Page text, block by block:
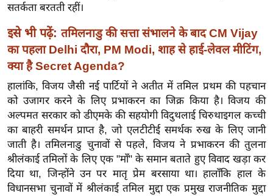
र्ल्ड
न्यू
ज
ब्री
फ
म
नो
रं
ज
न
ज
ग
सतर्कता बरतती रहीं।
इसे भी पढ़ें: तमिलनाडु की सत्ता संभालने के बाद CM Vijay
का पहला Delhi दौरा, PM Modi, शाह से हाई-लेवल मीटिंग,
क्या है Secret Agenda?
हालांकि, विजय जैसी नई पार्टियों ने अतीत में तमिल प्रथम की पहचान
को उजागर करने के लिए प्रभाकरन का जिक्र किया है। विजय की
अल्पमत सरकार को डीएमके की सहयोगी विदुथलाई चिरुथाइगल कच्ची
का बाहरी समर्थन प्राप्त है, जो एलटीटीई समर्थक रुख के लिए जानी
जाती है। तमिलनाडु चुनावों से पहले, विजय ने प्रभाकरन की तुलना
श्रीलंकाई तमिलों के लिए एक "माँ" के समान बताते हुए विवाद खड़ा कर
दिया था, जिन्होंने उन पर मातृ प्रेम बरसाया था। हालाँकि हाल के
विधानसभा चुनावों में श्रीलंकाई तमिल मुद्दा एक प्रमुख राजनीतिक मुद्दा